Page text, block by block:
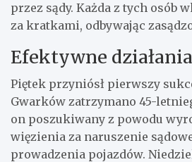
przez sądy. Każda z tych osób
za kratkami, odbywając
Efektywne
Piętek przyniósł pierwszy
Gwarków zatrzymano 45-
on poszukiwany z powodu
więzienia za naruszenie
prowadzenia pojazdów.